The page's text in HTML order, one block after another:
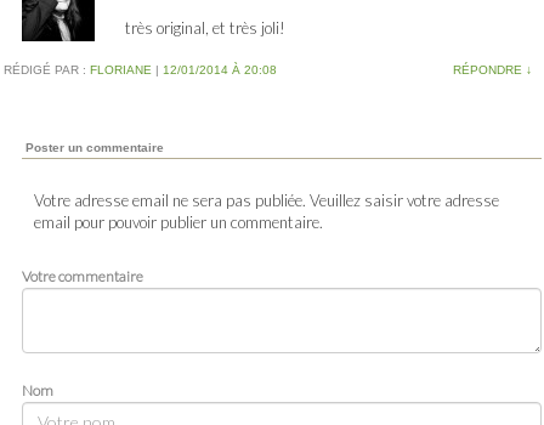
très original, et très joli!
RÉDIGÉ PAR : FLORIANE | 12/01/2014 À 20:08 RÉPONDRE ↓
Poster un commentaire
Votre adresse email ne sera pas publiée. Veuillez saisir votre adresse
email pour pouvoir publier un commentaire.
Votre commentaire
Nom